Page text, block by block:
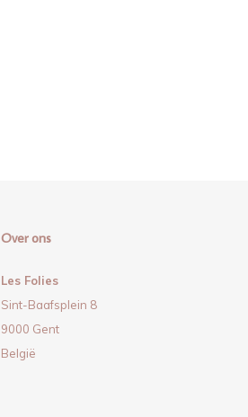
Over ons
Les Folies
Sint-Baafsplein 8
9000 Gent
België